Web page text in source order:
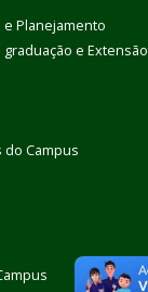
Planejamento
e Extensão
do Campus